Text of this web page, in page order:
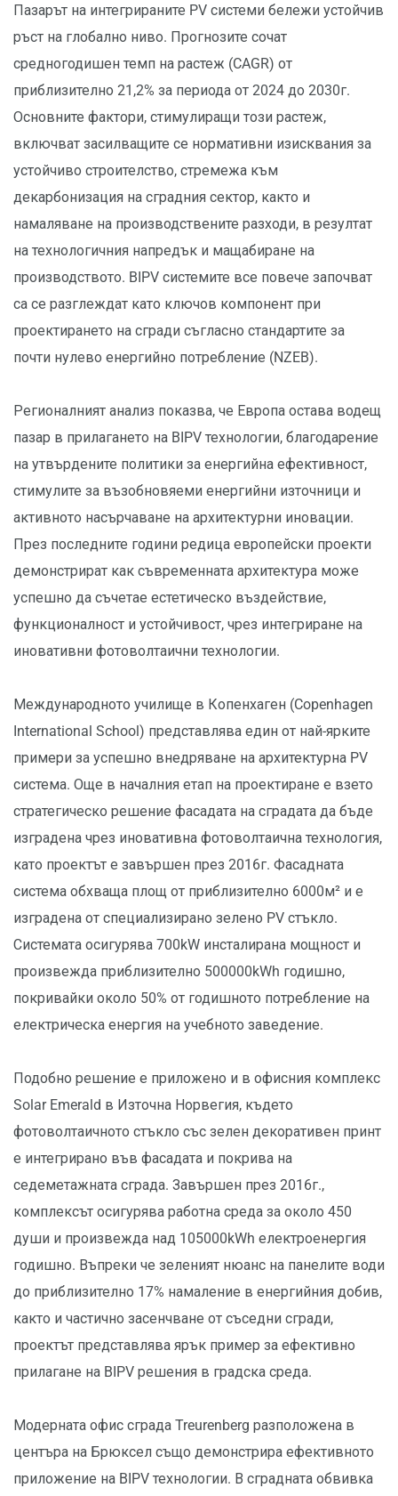
Пазарът на интегрираните PV системи бележи устойчив
ръст на глобално ниво. Прогнозите сочат
средногодишен темп на растеж (CAGR) от
приблизително 21,2% за периода от 2024 до 2030г.
Основните фактори, стимулиращи този растеж,
включват засилващите се нормативни изисквания за
устойчиво строителство, стремежа към
декарбонизация на сградния сектор, както и
намаляване на производствените разходи, в резултат
на технологичния напредък и мащабиране на
производството. BIPV системите все повече започват
са се разглеждат като ключов компонент при
проектирането на сгради съгласно стандартите за
почти нулево енергийно потребление (NZEB).
Регионалният анализ показва, че Европа остава водещ
пазар в прилагането на BIPV технологии, благодарение
на утвърдените политики за енергийна ефективност,
стимулите за възобновяеми енергийни източници и
активното насърчаване на архитектурни иновации.
През последните години редица европейски проекти
демонстрират как съвременната архитектура може
успешно да съчетае естетическо въздействие,
функционалност и устойчивост, чрез интегриране на
иновативни фотоволтаични технологии.
Международното училище в Копенхаген (Copenhagen
International School) представлява един от най-ярките
примери за успешно внедряване на архитектурна PV
система. Още в началния етап на проектиране е взето
стратегическо решение фасадата на сградата да бъде
изградена чрез иновативна фотоволтаична технология,
като проектът е завършен през 2016г. Фасадната
система обхваща площ от приблизително 6000м² и е
изградена от специализирано зелено PV стъкло.
Системата осигурява 700kW инсталирана мощност и
произвежда приблизително 500000kWh годишно,
покривайки около 50% от годишното потребление на
електрическа енергия на учебното заведение.
Подобно решение е приложено и в офисния комплекс
Solar Emerald в Източна Норвегия, където
фотоволтаичното стъкло със зелен декоративен принт
е интегрирано във фасадата и покрива на
седеметажната сграда. Завършен през 2016г.,
комплексът осигурява работна среда за около 450
души и произвежда над 105000kWh електроенергия
годишно. Въпреки че зеленият нюанс на панелите води
до приблизително 17% намаление в енергийния добив,
както и частично засенчване от съседни сгради,
проектът представлява ярък пример за ефективно
прилагане на BIPV решения в градска среда.
Модерната офис сграда Treurenberg разположена в
центъра на Брюксел също демонстрира ефективното
приложение на BIPV технологии. В сградната обвивка